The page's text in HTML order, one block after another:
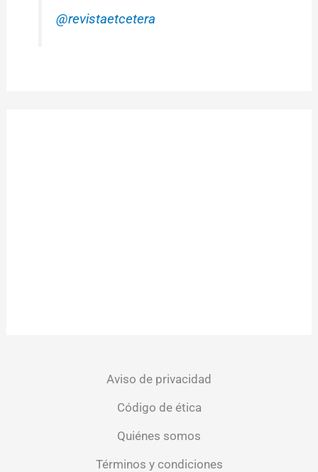
@revistaetcetera
Aviso de privacidad
Código de ética
Quiénes somos
Términos y condiciones